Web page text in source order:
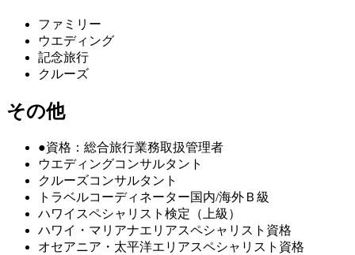
ファミリー
ウエディング
記念旅行
クルーズ
その他
●資格：総合旅行業務取扱管理者
ウエディングコンサルタント
クルーズコンサルタント
トラベルコーディネーター国内/海外Ｂ級
ハワイスペシャリスト検定（上級）
ハワイ・マリアナエリアスペシャリスト資格
オセアニア・太平洋エリアスペシャリスト資格